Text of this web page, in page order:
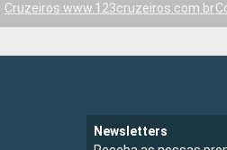
Cruzeiros www.123cruzeiros.com.br
Newsletters